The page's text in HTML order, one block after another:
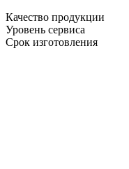
Качество продукции
Уровень сервиса
Срок изготовления